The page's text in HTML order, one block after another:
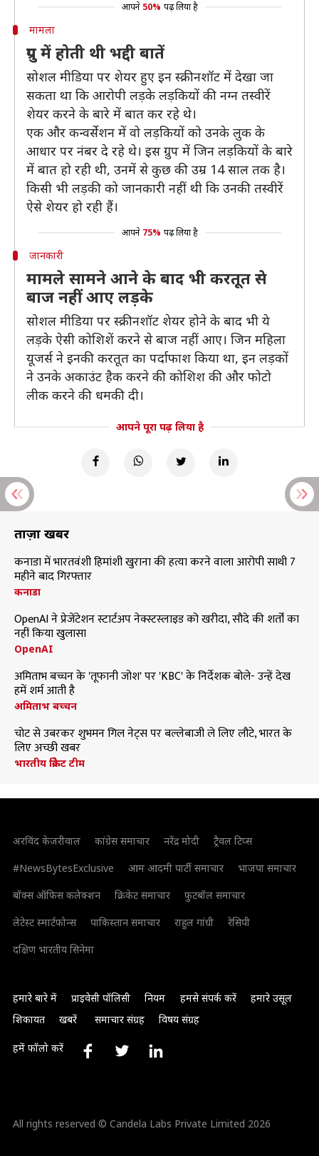
आपने 50% पढ़ लिया है
मामला
ग्रुप में होती थी भद्दी बातें
सोशल मीडिया पर शेयर हुए इन स्क्रीनशॉट में देखा जा
सकता था कि आरोपी लड़के लड़कियों की नग्न तस्वीरें
शेयर करने के बारे में बात कर रहे थे।
एक और कन्वर्सेशन में वो लड़कियों को उनके लुक के
आधार पर नंबर दे रहे थे। इस ग्रुप में जिन लड़कियों के बारे
में बात हो रही थी, उनमें से कुछ की उम्र 14 साल तक है।
किसी भी लड़की को जानकारी नहीं थी कि उनकी तस्वीरें
ऐसे शेयर हो रही हैं।
आपने 75% पढ़ लिया है
जानकारी
मामले सामने आने के बाद भी करतूत से
बाज नहीं आए लड़के
सोशल मीडिया पर स्क्रीनशॉट शेयर होने के बाद भी ये
लड़के ऐसी कोशिशें करने से बाज नहीं आए। जिन महिला
यूजर्स ने इनकी करतूत का पर्दाफाश किया था, इन लड़कों
ने उनके अकाउंट हैक करने की कोशिश की और फोटो
लीक करने की धमकी दी।
आपने पूरा पढ़ लिया है
ताज़ा खबरें
कनाडा में भारतवंशी हिमांशी खुराना की हत्या करने वाला आरोपी साथी 7
महीने बाद गिरफ्तार
कनाडा
OpenAI ने प्रेजेंटेशन स्टार्टअप नेक्स्टस्लाइड को खरीदा, सौदे की शर्तों का
नहीं किया खुलासा
OpenAI
अमिताभ बच्चन के 'तूफानी जोश' पर 'KBC' के निर्देशक बोले- उन्हें देख
हमें शर्म आती है
अमिताभ बच्चन
चोट से उबरकर शुभमन गिल नेट्स पर बल्लेबाजी ले लिए लौटे, भारत के
लिए अच्छी खबर
भारतीय क्रिकेट टीम
अरविंद केजरीवाल कांग्रेस समाचार नरेंद्र मोदी
ट्रैवल टिप्स
#NewsBytesExclusive
आम आदमी पार्टी समाचार
भाजपा समाचार
बॉक्स ऑफिस कलेक्शन
क्रिकेट समाचार
फुटबॉल समाचार
लेटेस्ट स्मार्टफोन्स
पाकिस्तान समाचार राहुल गांधी
रेसिपी
दक्षिण भारतीय सिनेमा
हमारे बारे में प्राइवेसी पॉलिसी नियम हमसे संपर्क करें
हमारे उसूल
शिकायत
खबरें समाचार संग्रह विषय संग्रह
हमें फॉलो करें
All rights reserved © Candela Labs Private Limited 2026